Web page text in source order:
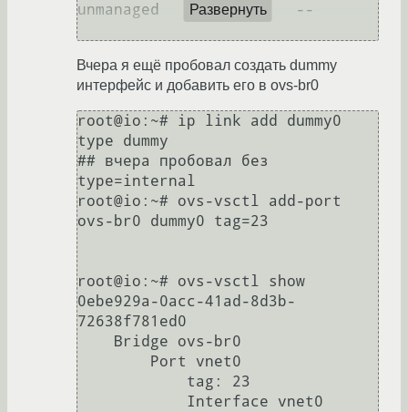
unmanaged               --
Развернуть
Вчера я ещё пробовал создать dummy
интерфейс и добавить его в ovs-br0
root@io:~# ip link add dummy0
type dummy
## вчера пробовал без
type=internal
root@io:~# ovs-vsctl add-port
ovs-br0 dummy0 tag=23
root@io:~# ovs-vsctl show
0ebe929a-0acc-41ad-8d3b-
72638f781ed0